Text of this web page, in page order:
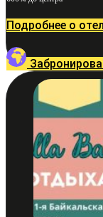
Подробнее о